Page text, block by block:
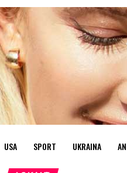
USA SPORT UKRAINA